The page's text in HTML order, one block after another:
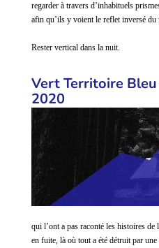
regarder à travers d’inhabituels
afin qu’ils y voient le reflet inversé du
Rester vertical dans la nuit.
Vert Territoire
2020
qui l’ont a pas raconté les histoires de
en fuite, là où tout a été détruit par